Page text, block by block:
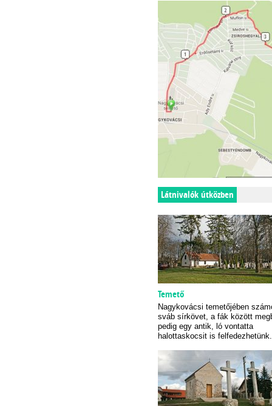
Látnivalók útközben
Temető
Nagykovácsi temetőjében
sváb sírkövet, a fák között
pedig egy antik, ló vontatta
halottaskocsit is felfedezhetünk.